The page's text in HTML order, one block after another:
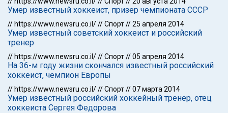
Умер известный хоккеист, призер чемпионата СССР
// https://www.newsru.co.il///Спорт//25 апреля 2014
Умер известный советский хоккеист и российский
тренер
// https://www.newsru.co.il///Спорт//05 апреля 2014
На 36-м году жизни скончался известный российский
хоккеист, чемпион Европы
// https://www.newsru.co.il///Спорт//07 марта 2014
Умер известный российский хоккейный тренер, отец
хоккеиста Сергея Федорова